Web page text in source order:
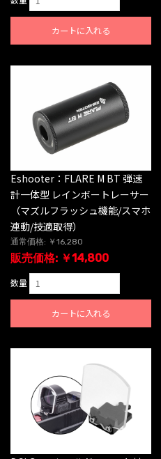
カートに入れる
Eshooter：FLARE M BT 弾速
計一体型 レインボートレーサー
（マズルフラッシュ機能/スマホ
連動/技適取得）
通常価格: ￥16,280
販売価格: ￥14,800
数量
カートに入れる